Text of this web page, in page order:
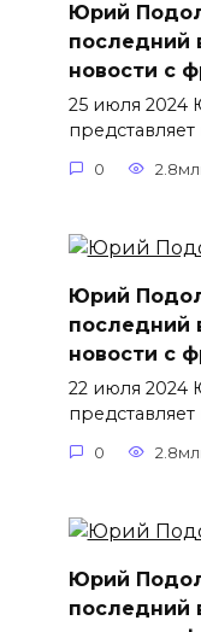
Юрий
последний
новости с
25 июля
0
Юрий
последний
новости с
22 июля
0
Юрий
последний